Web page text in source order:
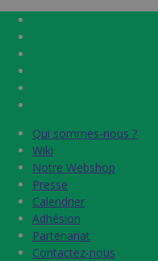
Qui sommes-nous ?
Wiki
Notre Webshop
Presse
Calendrier
Adhésion
Partenariat
Contactez-nous
Qui sommes-nous ?
Wiki
Notre Webshop
Presse
Calendrier
Adhésion
Partenariat
Contactez-nous
Home
Label &